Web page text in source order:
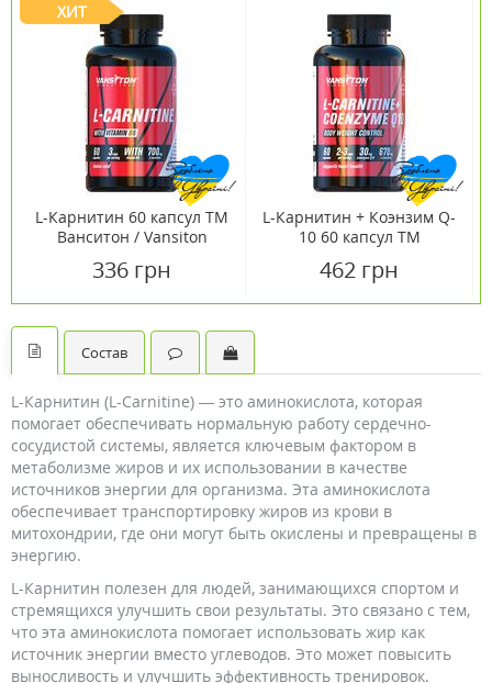
ХИТ
L-Карнитин 60 капсул ТМ
Ванситон / Vansiton
336 грн
L-Карнитин + Коэнзим Q-
10 60 капсул ТМ
462 грн
Состав
L-Карнитин (L-Carnitine) — это аминокислота, которая
помогает обеспечивать нормальную работу сердечно-
сосудистой системы, является ключевым фактором в
метаболизме жиров и их использовании в качестве
источников энергии для организма. Эта аминокислота
обеспечивает транспортировку жиров из крови в
митохондрии, где они могут быть окислены и превращены в
энергию.
L-Карнитин полезен для людей, занимающихся спортом и
стремящихся улучшить свои результаты. Это связано с тем,
что эта аминокислота помогает использовать жир как
источник энергии вместо углеводов. Это может повысить
выносливость и улучшить эффективность тренировок.